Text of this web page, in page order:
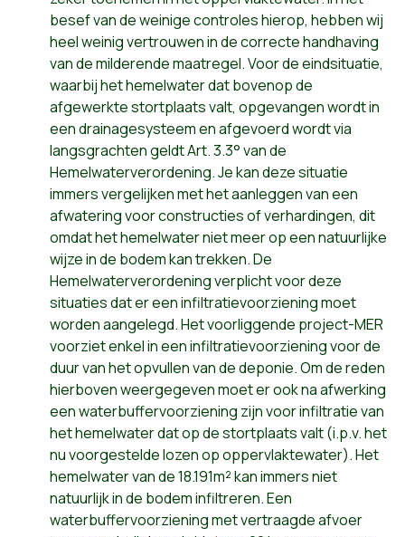
besef van de weinige controles hierop, hebben wij
heel weinig vertrouwen in de correcte handhaving
van de milderende maatregel. Voor de eindsituatie,
waarbij het hemelwater dat bovenop de
afgewerkte stortplaats valt, opgevangen wordt in
een drainagesysteem en afgevoerd wordt via
langsgrachten geldt Art. 3.3° van de
Hemelwaterverordening. Je kan deze situatie
immers vergelijken met het aanleggen van een
afwatering voor constructies of verhardingen, dit
omdat het hemelwater niet meer op een natuurlijke
wijze in de bodem kan trekken. De
Hemelwaterverordening verplicht voor deze
situaties dat er een infiltratievoorziening moet
worden aangelegd. Het voorliggende project-MER
voorziet enkel in een infiltratievoorziening voor de
duur van het opvullen van de deponie. Om de reden
hierboven weergegeven moet er ook na afwerking
een waterbuffervoorziening zijn voor infiltratie van
het hemelwater dat op de stortplaats valt (i.p.v. het
nu voorgestelde lozen op oppervlaktewater). Het
hemelwater van de 18.191m² kan immers niet
natuurlijk in de bodem infiltreren. Een
waterbuffervoorziening met vertraagde afvoer